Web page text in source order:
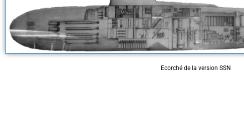
Ecorché de la version SSN